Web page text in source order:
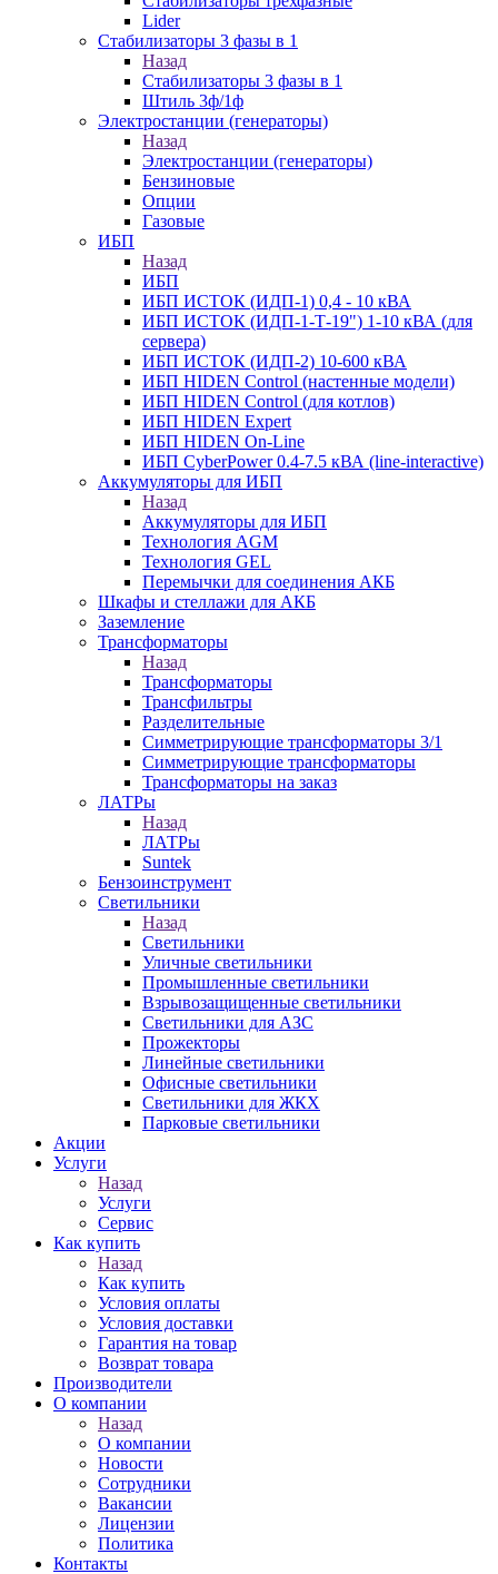
Lider
Стабилизаторы 3 фазы в 1
Назад
Стабилизаторы 3 фазы в 1
Штиль 3ф/1ф
Электростанции (генераторы)
Назад
Электростанции (генераторы)
Бензиновые
Опции
Газовые
ИБП
Назад
ИБП
ИБП ИСТОК (ИДП-1) 0,4 - 10 кВА
ИБП ИСТОК (ИДП-1-Т-19") 1-10 кВА (для
сервера)
ИБП ИСТОК (ИДП-2) 10-600 кВА
ИБП HIDEN Control (настенные модели)
ИБП HIDEN Control (для котлов)
ИБП HIDEN Expert
ИБП HIDEN On-Line
ИБП CyberPower 0.4-7.5 кВА (line-interactive)
Аккумуляторы для ИБП
Назад
Аккумуляторы для ИБП
Технология AGM
Технология GEL
Перемычки для соединения АКБ
Шкафы и стеллажи для АКБ
Заземление
Трансформаторы
Назад
Трансформаторы
Трансфильтры
Разделительные
Симметрирующие трансформаторы 3/1
Симметрирующие трансформаторы
Трансформаторы на заказ
ЛАТРы
Назад
ЛАТРы
Suntek
Бензоинструмент
Светильники
Назад
Светильники
Уличные светильники
Промышленные светильники
Взрывозащищенные светильники
Светильники для АЗС
Прожекторы
Линейные светильники
Офисные светильники
Светильники для ЖКХ
Парковые светильники
Акции
Услуги
Назад
Услуги
Сервис
Как купить
Назад
Как купить
Условия оплаты
Условия доставки
Гарантия на товар
Возврат товара
Производители
О компании
Назад
О компании
Новости
Сотрудники
Вакансии
Лицензии
Политика
Контакты